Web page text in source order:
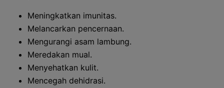
Meningkatkan imunitas.
Melancarkan pencernaan.
Mengurangi asam lambung.
Meredakan mual.
Menyehatkan kulit.
Mencegah dehidrasi.